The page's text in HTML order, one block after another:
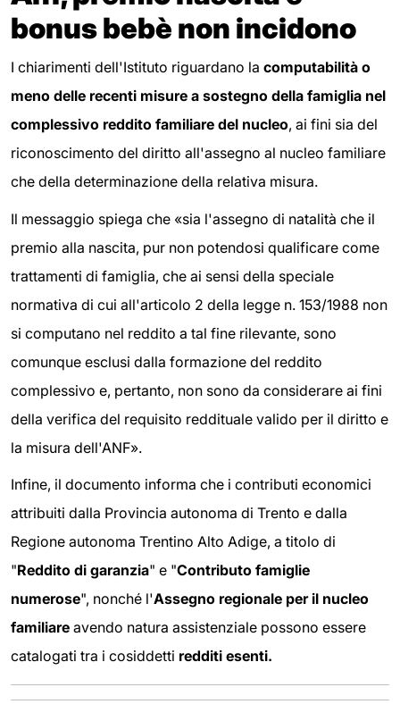
bonus bebè non incidono
I chiarimenti dell'Istituto riguardano la computabilità o
meno delle recenti misure a sostegno della famiglia nel
complessivo reddito familiare del nucleo, ai fini sia del
riconoscimento del diritto all'assegno al nucleo familiare
che della determinazione della relativa misura.
Il messaggio spiega che «sia l'assegno di natalità che il
premio alla nascita, pur non potendosi qualificare come
trattamenti di famiglia, che ai sensi della speciale
normativa di cui all'articolo 2 della legge n. 153/1988 non
si computano nel reddito a tal fine rilevante, sono
comunque esclusi dalla formazione del reddito
complessivo e, pertanto, non sono da considerare ai fini
della verifica del requisito reddituale valido per il diritto e
la misura dell'ANF».
Infine, il documento informa che i contributi economici
attribuiti dalla Provincia autonoma di Trento e dalla
Regione autonoma Trentino Alto Adige, a titolo di
"Reddito di garanzia" e "Contributo famiglie
numerose", nonché l'Assegno regionale per il nucleo
familiare avendo natura assistenziale possono essere
catalogati tra i cosiddetti redditi esenti.